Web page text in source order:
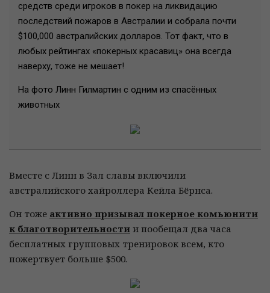
средств среди игроков в покер на ликвидацию
последствий пожаров в Австралии и собрала почти
$100,000 австралийских долларов. Тот факт, что в
любых рейтингах «покерных красавиц» она всегда
наверху, тоже не мешает!
На фото Линн Гилмартин с одним из спасённых
животных
Вместе с Линн в Зал славы включили
австралийского хайроллера Кейла Бёрнса.
Он тоже активно призывал покерное комьюнити
к благотворительности и пообещал два часа
бесплатных групповых тренировок всем, кто
пожертвует больше $500.